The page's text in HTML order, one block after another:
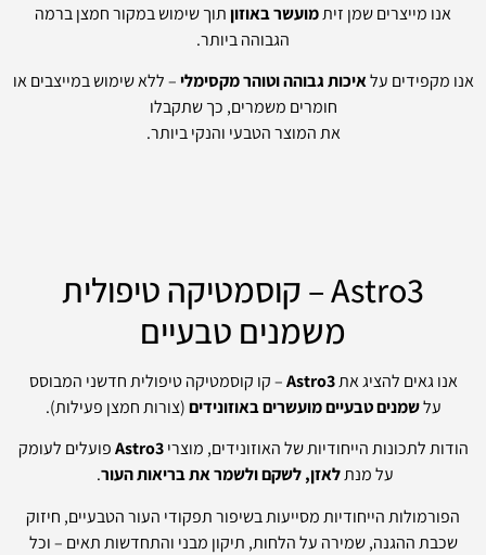
אנו מייצרים שמן זיתמועשר באוזוןתוך שימוש במקור חמצן ברמה
הגבוהה ביותר.
אנו מקפידים עלאיכות גבוהה וטוהר מקסימלי– ללא שימוש במייצבים או
חומרים משמרים, כך שתקבלו
את המוצר הטבעי והנקי ביותר.
Astro3 – קוסמטיקה טיפולית
משמנים טבעיים
אנו גאים להציג אתAstro3– קו קוסמטיקה טיפולית חדשני המבוסס
עלשמנים טבעיים מועשרים באוזונידים(צורות חמצן פעילות).
הודות לתכונות הייחודיות של האוזונידים, מוצריAstro3פועלים לעומק
על מנתלאזן, לשקם ולשמר את בריאות העור.
הפורמולות הייחודיות מסייעות בשיפור תפקודי העור הטבעיים, חיזוק
שכבת ההגנה,שמירה על הלחות, תיקון מבני והתחדשות תאים – וכל
115.00 ADD